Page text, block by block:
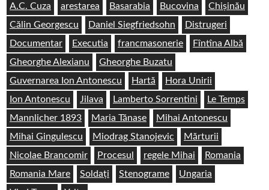
A.C. Cuza
arestarea Basarabia Bucovina
Chișinău
Călin Georgescu
Daniel Siegfriedsohn
Distrugeri
Documentar
Executia francmasonerie
Fîntîna Albă
Gheorghe Alexianu
Gheorghe Buzatu
Guvernarea Ion Antonescu
Hartă
Hora Unirii
Ion Antonescu
Jilava Lamberto Sorrentini
Le Temps
Mannlicher 1893
Maria Tănase
Mihai Antonescu
Mihai Gingulescu
Miodrag Stanojevic
Mărturii
Nicolae Brancomir
Procesul regele Mihai
Romania
Romania Mare
Soldați Stenograme
Ungaria